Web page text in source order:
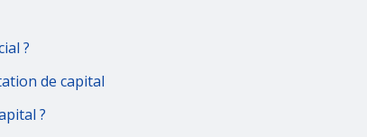
?
de capital
?